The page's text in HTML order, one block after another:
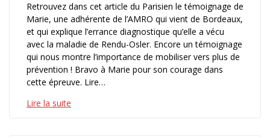
Retrouvez dans cet article du Parisien le témoignage de
Marie, une adhérente de l’AMRO qui vient de Bordeaux,
et qui explique l’errance diagnostique qu’elle a vécu
avec la maladie de Rendu-Osler. Encore un témoignage
qui nous montre l’importance de mobiliser vers plus de
prévention ! Bravo à Marie pour son courage dans
cette épreuve. Lire…
Lire la suite